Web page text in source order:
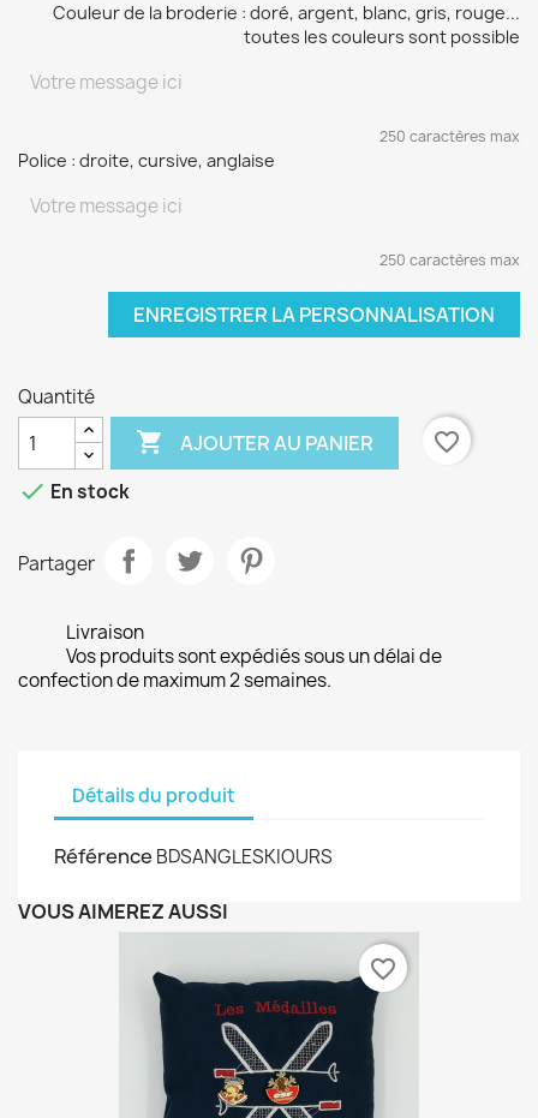
Couleur de la broderie : doré, argent, blanc, gris, rouge...
toutes les couleurs sont possible
250 caractères max
Police : droite, cursive, anglaise
250 caractères max
ENREGISTRER LA PERSONNALISATION
Quantité
 AJOUTER AU PANIER
favorite_border
 En stock
Partager
Livraison
Vos produits sont expédiés sous un délai de
confection de maximum 2 semaines.
Détails du produit
Référence BDSANGLESKIOURS
VOUS AIMEREZ AUSSI
favorite_border